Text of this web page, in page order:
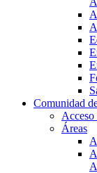
Comunidad
Áreas